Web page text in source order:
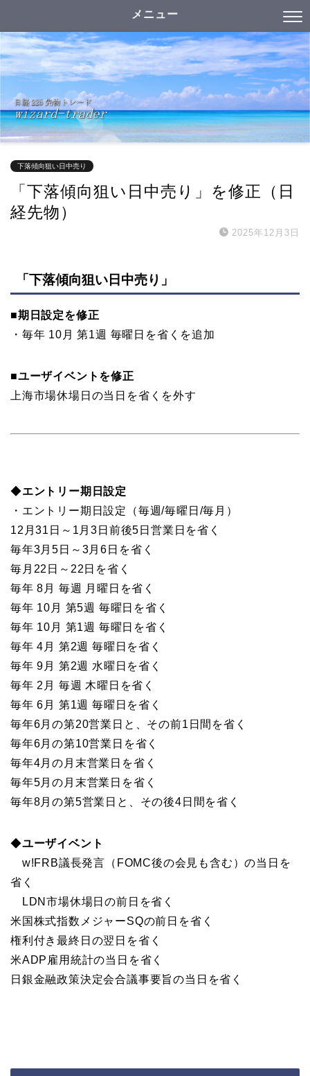
メニュー
下落傾向狙い日中売り
「下落傾向狙い日中売り」を修正（日
経先物）
2025年12月3日
「下落傾向狙い日中売り」
■期日設定を修正
・毎年 10 月第1週 毎曜日 を省く を追加
■ユーザイベントを修正
上海市場休場日の当日を省くを外す
◆エントリー期日設定
・エントリー期日設定（毎週/毎曜日 /毎月 ）
12月31日～1月3日前後5 日営業日 を省く
毎年3月5 日～ 3月6 日 を省く
毎月 22 日～ 22 日 を省く
毎年8 月 毎週 月 曜日 を省く
毎年 10 月 第5週 毎曜日 を省く
毎年 10 月 第1週 毎曜日 を省く
毎年4 月 第2週毎曜日 を省く
毎年9 月 第2週 水曜日 を省く
毎年 2 月 毎週 木曜日 を省く
毎年6 月 第1週毎曜日 を省く
毎年6月の第20営業日と、その前1 日間 を省く
毎年6月の第10営業日 を省く
毎年4月の 月末営業日 を省く
毎年5月の 月末営業日 を省く
毎年8月の第5営業日と、その後4 日間 を省く
◆ユーザイベント
w!FRB議長発言（FOMC後の会見も含む）の当日 を
省く
LDN市場休場日の前日 を省く
米国株式指数メジャーSQの前日 を省く
権利付き最終日 の翌日 を省く
米ADP雇用統計の当日 を省く
日銀金融政策決定会合議事要旨の当日 を省く